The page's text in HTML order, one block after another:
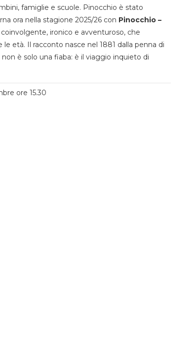
famiglie e scuole. Pinocchio è stato
ora nella stagione 2025/26 con Pinocchio –
ironico e avventuroso, che
età. Il racconto nasce nel 1881 dalla penna di
è solo una fiaba: è il viaggio inquieto di
ore 15.30